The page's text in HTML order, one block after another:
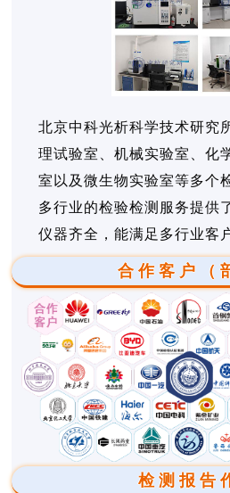
北京中科光析科学技术研究
理试验室、机械实验室、化
室以及微生物实验室等多个
多行业的检验检测服务提供
仪器齐全，能满足多行业客
合作客户（
检测报告